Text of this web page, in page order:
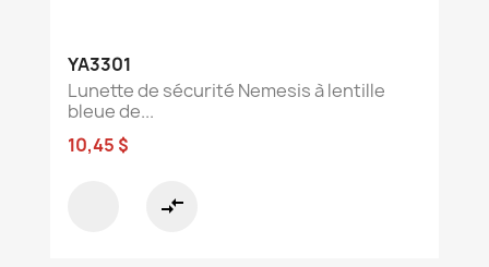
YA3301
Lunette de sécurité Nemesis à lentille
bleue de...
10,45 $
compare_arrows